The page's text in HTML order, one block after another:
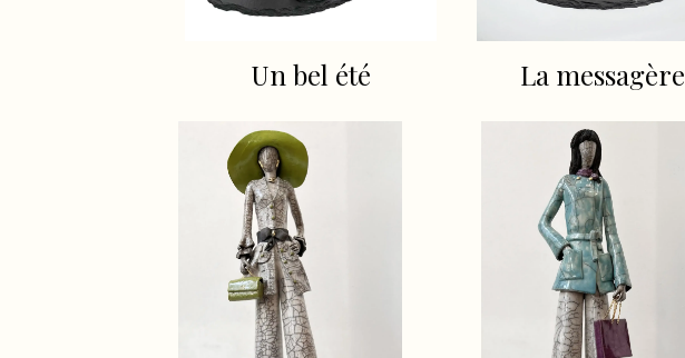
Un bel été La messagère